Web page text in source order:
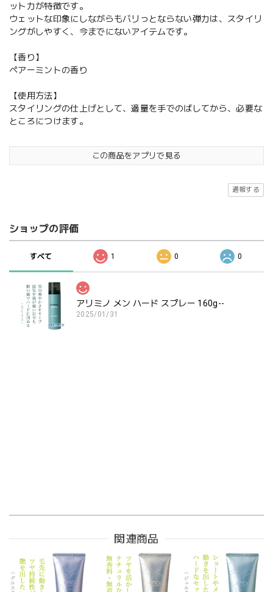
ット力が特徴です。
ウェットな印象にしながらもバリっとならない弾力は、スタイリ
ングがしやすく、今までにないアイテムです。
【香り】
ペアーミントの香り
【使用方法】
スタイリングの仕上げとして、適量を手でのばしてから、必要な
ところにつけます。
この商品をアプリで見る
通報する
ショップの評価
すべて 1 0 0
アリミノ メン ハード スプレー 160g--
2025/01/31
関連商品